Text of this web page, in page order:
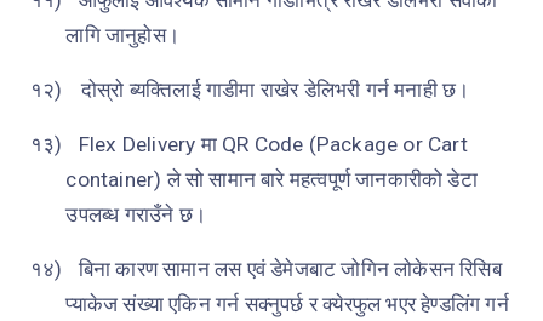
लागि जानुहोस।
१२) दोस्रो ब्यक्तिलाई गाडीमा राखेर डेलिभरी गर्न मनाही छ।
१३) Flex Deliveryमा QR Code (Package or Cart
container)ले सो सामान बारे महत्वपूर्ण जानकारीको डेटा
उपलब्ध गराउँने छ।
१४)
बिना कारण सामान लस एवं डेमेजबाट जोगिन लोकेसन रिसिब
प्याकेज संख्या एकिन गर्न सक्नुपर्छ र क्येरफुल भएर हेण्डलिंग गर्न